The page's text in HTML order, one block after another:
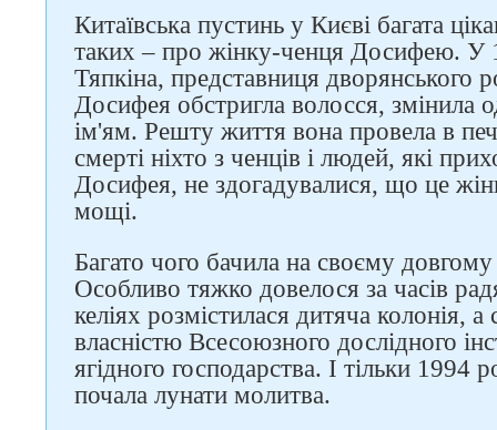
Китаївська пустинь у Києві багата
таких – про жінку-ченця Досифею. У
Тяпкіна, представниця дворянського
Досифея обстригла волосся, змінила
ім'ям. Решту життя вона провела в
смерті ніхто з ченців і людей, які
Досифея, не здогадувалися, що це
мощі.
Багато чого бачила на своєму довгому
Особливо тяжко довелося за часів
келіях розмістилася дитяча колонія,
власністю Всесоюзного дослідного
ягідного господарства. І тільки 1994
почала лунати молитва.